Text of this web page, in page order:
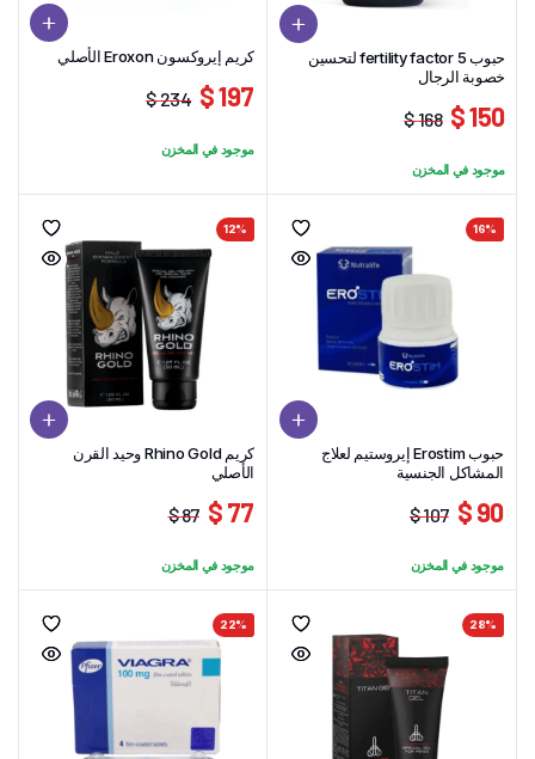
حبوب 5 fertility factor لتحسين
خصوبة الرجال
168 $
هو:
150 $
هو:
موجود في المخزن
كريم إيروكسون Eroxon الأصلي
234 $
234 $.
197 $
197 $.
موجود في المخزن
16%
حبوب Erostim إيروستيم لعلاج
المشاكل الجنسية
107 $
الأصلي
هو:
90 $
الحالي
هو:
موجود في المخزن
12%
كريم Rhino Gold وحيد القرن
الأصلي
87 $
الأصلي
هو:
77 $
الحالي
هو:
موجود في المخزن
28%
22%